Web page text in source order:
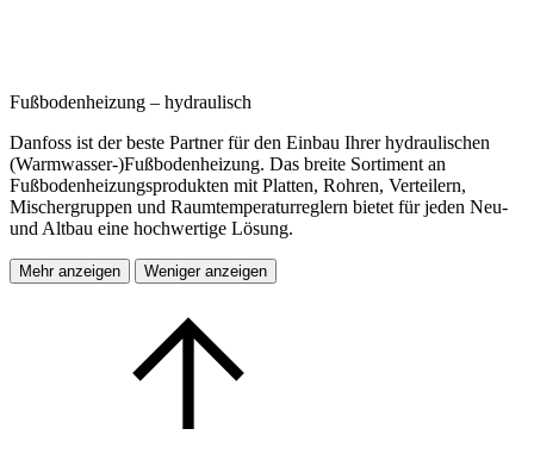
Fußbodenheizung – hydraulisch
Danfoss ist der beste Partner für den Einbau Ihrer hydraulischen
(Warmwasser-)Fußbodenheizung. Das breite Sortiment an
Fußbodenheizungsprodukten mit Platten, Rohren, Verteilern,
Mischergruppen und Raumtemperaturreglern bietet für jeden Neu-
und Altbau eine hochwertige Lösung.
Mehr anzeigen Weniger anzeigen